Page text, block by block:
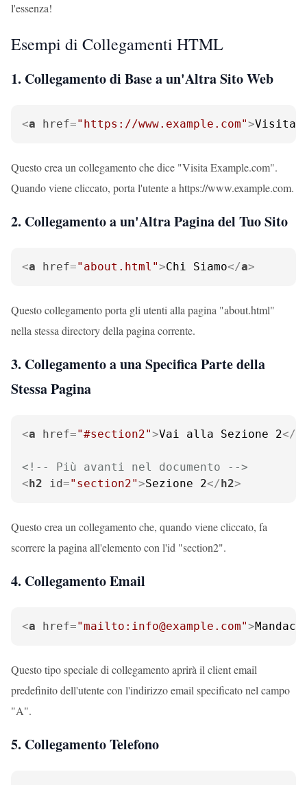
l'essenza!
Esempi di Collegamenti HTML
1. Collegamento di Base a un'Altra Sito Web
<a href="https://www.example.com">Visita
Questo crea un collegamento che dice "Visita Example.com".
Quando viene cliccato, porta l'utente a https://www.example.com.
2. Collegamento a un'Altra Pagina del Tuo Sito
<a href="about.html">Chi Siamo</a>
Questo collegamento porta gli utenti alla pagina "about.html"
nella stessa directory della pagina corrente.
3. Collegamento a una Specifica Parte della
Stessa Pagina
<a href="#section2">Vai alla Sezione 2</
<!-- Più avanti nel documento -->
<h2 id="section2">Sezione 2</h2>
Questo crea un collegamento che, quando viene cliccato, fa
scorrere la pagina all'elemento con l'id "section2".
4. Collegamento Email
<a href="mailto:info@example.com">
Questo tipo speciale di collegamento aprirà il client email
predefinito dell'utente con l'indirizzo email specificato nel campo
"A".
5. Collegamento Telefono